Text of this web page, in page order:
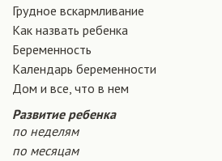
Грудное вскармливание
Как назвать ребенка
Беременность
Календарь беременности
Дом и все, что в нем
Развитие ребенка
по неделям
по месяцам